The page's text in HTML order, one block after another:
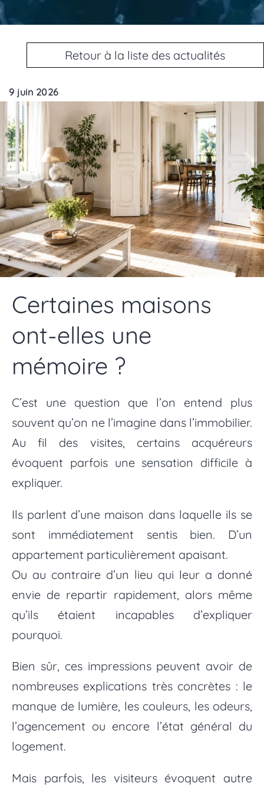
Retour à la liste des actualités
9 juin 2026
Certaines maisons
ont-elles une
mémoire ?
C’est une question que l’on entend plus
souvent qu’on ne l’imagine dans l’immobilier.
Au fil des visites, certains acquéreurs
évoquent parfois une sensation difficile à
expliquer.
Ils parlent d’une maison dans laquelle ils se
sont immédiatement sentis bien. D’un
appartement particulièrement apaisant.
Ou au contraire d’un lieu qui leur a donné
envie de repartir rapidement, alors même
qu’ils étaient incapables d’expliquer
pourquoi.
Bien sûr, ces impressions peuvent avoir de
nombreuses explications très concrètes : le
manque de lumière, les couleurs, les odeurs,
l’agencement ou encore l’état général du
logement.
Mais parfois, les visiteurs évoquent autre